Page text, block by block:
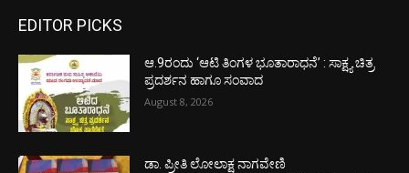
EDITOR PICKS
ಆ.9ರಂದು ‘ಆಟಿ ತಿಂಗಳ ಭೂತಾರಾಧನೆ’ : ಸಾಕ್ಷ್ಯ ಚಿತ್ರ
ಪ್ರದರ್ಶನ ಹಾಗೂ ಸಂವಾದ
August 8, 2026
ಡಾ. ಪ್ರೀತಿ ಲೋಲಾಕ್ಷ ನಾಗವೇಣಿ